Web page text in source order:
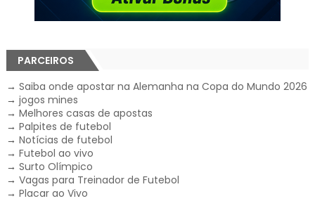
PARCEIROS
→ Saiba onde apostar na Alemanha na Copa do Mundo 2026
→ jogos mines
→ Melhores casas de apostas
→ Palpites de futebol
→ Notícias de futebol
→ Futebol ao vivo
→ Surto Olímpico
→ Vagas para Treinador de Futebol
→ Placar ao Vivo